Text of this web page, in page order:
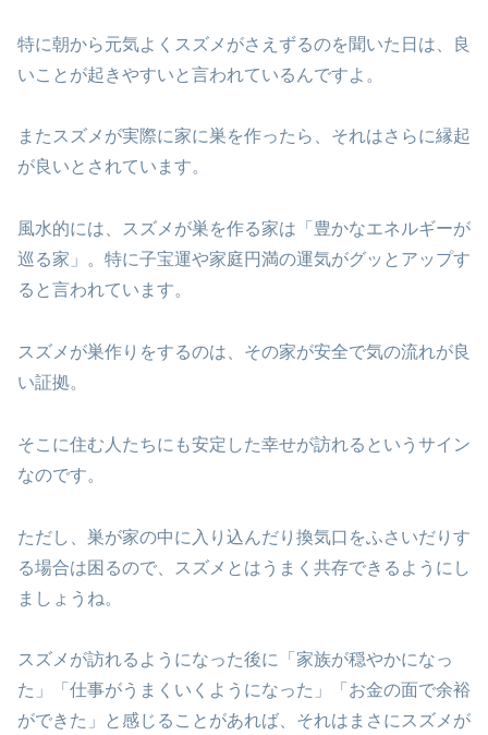
特に朝から元気よくスズメがさえずるのを聞いた日は、良
いことが起きやすいと言われているんですよ。
またスズメが実際に家に巣を作ったら、それはさらに縁起
が良いとされています。
風水的には、スズメが巣を作る家は「豊かなエネルギーが
巡る家」。特に子宝運や家庭円満の運気がグッとアップす
ると言われています。
スズメが巣作りをするのは、その家が安全で気の流れが良
い証拠。
そこに住む人たちにも安定した幸せが訪れるというサイン
なのです。
ただし、巣が家の中に入り込んだり換気口をふさいだりす
る場合は困るので、スズメとはうまく共存できるようにし
ましょうね。
スズメが訪れるようになった後に「家族が穏やかになっ
た」「仕事がうまくいくようになった」「お金の面で余裕
ができた」と感じることがあれば、それはまさにスズメが